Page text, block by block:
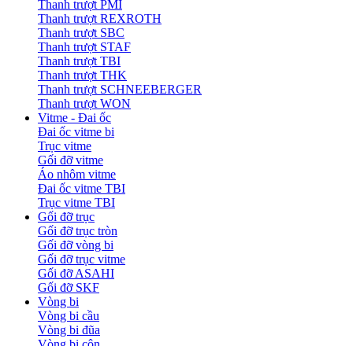
Thanh trượt PMI
Thanh trượt REXROTH
Thanh trượt SBC
Thanh trượt STAF
Thanh trượt TBI
Thanh trượt THK
Thanh trượt SCHNEEBERGER
Thanh trượt WON
Vitme - Đai ốc
Đai ốc vitme bi
Trục vitme
Gối đỡ vitme
Áo nhôm vitme
Đai ốc vitme TBI
Trục vitme TBI
Gối đỡ trục
Gối đỡ trục tròn
Gối đỡ vòng bi
Gối đỡ trục vitme
Gối đỡ ASAHI
Gối đỡ SKF
Vòng bi
Vòng bi cầu
Vòng bi đũa